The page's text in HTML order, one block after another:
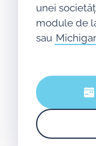
unei
module de
sau